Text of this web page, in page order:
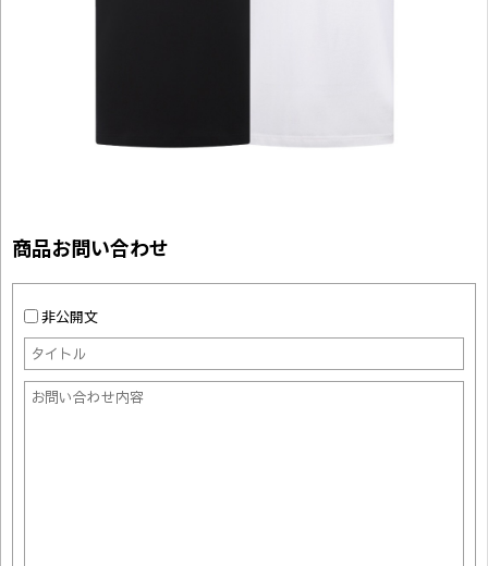
商品お問い合わせ
非公開文